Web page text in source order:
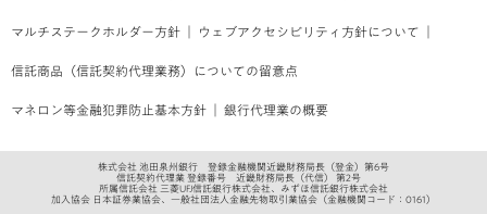
マルチステークホルダー方針 ウェブアクセシビリティ方針について
信託商品（信託契約代理業務）についての留意点
マネロン等金融犯罪防止基本方針 銀行代理業の概要
株式会社 池田泉州銀行 登録金融機関近畿財務局長（登金）第6号
信託契約代理業 登録番号 近畿財務局長（代信） 第2号
所属信託会社 三菱UFJ信託銀行株式会社、みずほ信託銀行株式会社
加入協会 日本証券業協会、一般社団法人金融先物取引業協会 （金融機関コード：0161）